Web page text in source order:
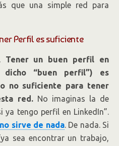
que una simple red para
Perfil es suficiente
Tener un buen perfil en
“buen perfil”) es
no suficiente para tener
red.No imaginas la de
ya tengo perfil en LinkedIn”.
sirve de nada. De nada. Si
sea encontrar un trabajo,